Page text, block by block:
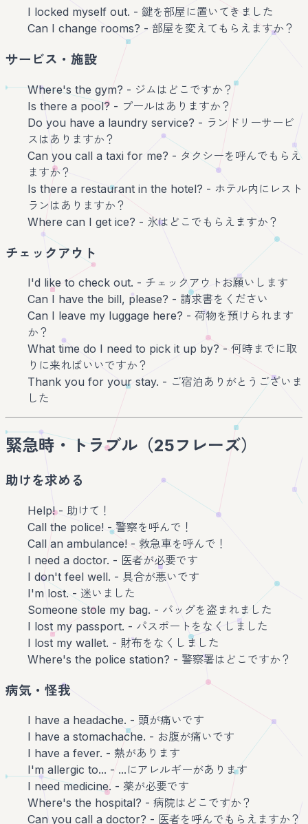
I locked myself out. - 鍵を部屋に置いてきました
Can I change rooms? - 部屋を変えてもらえますか？
サービス・施設
Where's the gym? - ジムはどこですか？
Is there a pool? - プールはありますか？
Do you have a laundry service? - ランドリーサービ
スはありますか？
Can you call a taxi for me? - タクシーを呼んでもらえ
ますか？
Is there a restaurant in the hotel? - ホテル内にレスト
ランはありますか？
Where can I get ice? - 氷はどこでもらえますか？
チェックアウト
I'd like to check out. - チェックアウトお願いします
Can I have the bill, please? - 請求書をください
Can I leave my luggage here? - 荷物を預けられます
か？
What time do I need to pick it up by? - 何時までに取
りに来ればいいですか？
Thank you for your stay. - ご宿泊ありがとうございま
した
緊急時・トラブル（25フレーズ）
助けを求める
Help! - 助けて！
Call the police! - 警察を呼んで！
Call an ambulance! - 救急車を呼んで！
I need a doctor. - 医者が必要です
I don't feel well. - 具合が悪いです
I'm lost. - 迷いました
Someone stole my bag. - バッグを盗まれました
I lost my passport. - パスポートをなくしました
I lost my wallet. - 財布をなくしました
Where's the police station? - 警察署はどこですか？
病気・怪我
I have a headache. - 頭が痛いです
I have a stomachache. - お腹が痛いです
I have a fever. - 熱があります
I'm allergic to... - ...にアレルギーがあります
I need medicine. - 薬が必要です
Where's the hospital? - 病院はどこですか？
Can you call a doctor? - 医者を呼んでもらえますか？